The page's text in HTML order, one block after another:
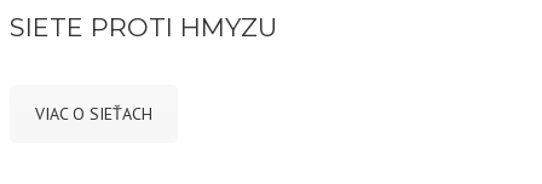
SIETE PROTI HMYZU
VIAC O SIEŤACH